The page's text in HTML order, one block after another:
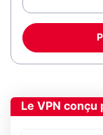
Le VPN